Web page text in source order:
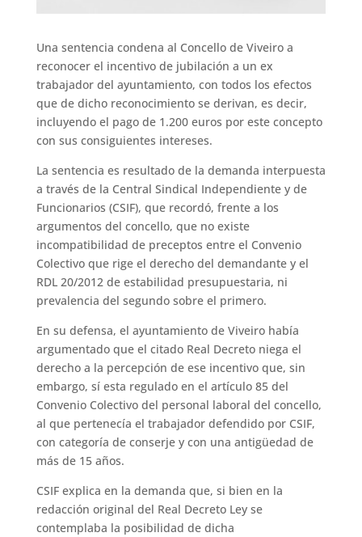
Una sentencia condena al Concello de Viveiro a
reconocer el incentivo de jubilación a un ex
trabajador del ayuntamiento, con todos los efectos
que de dicho reconocimiento se derivan, es decir,
incluyendo el pago de 1.200 euros por este concepto
con sus consiguientes intereses.
La sentencia es resultado de la demanda interpuesta
a través de la Central Sindical Independiente y de
Funcionarios (CSIF), que recordó, frente a los
argumentos del concello, que no existe
incompatibilidad de preceptos entre el Convenio
Colectivo que rige el derecho del demandante y el
RDL 20/2012 de estabilidad presupuestaria, ni
prevalencia del segundo sobre el primero.
En su defensa, el ayuntamiento de Viveiro había
argumentado que el citado Real Decreto niega el
derecho a la percepción de ese incentivo que, sin
embargo, sí esta regulado en el artículo 85 del
Convenio Colectivo del personal laboral del concello,
al que pertenecía el trabajador defendido por CSIF,
con categoría de conserje y con una antigüedad de
más de 15 años.
CSIF explica en la demanda que, si bien en la
redacción original del Real Decreto Ley se
contemplaba la posibilidad de dicha